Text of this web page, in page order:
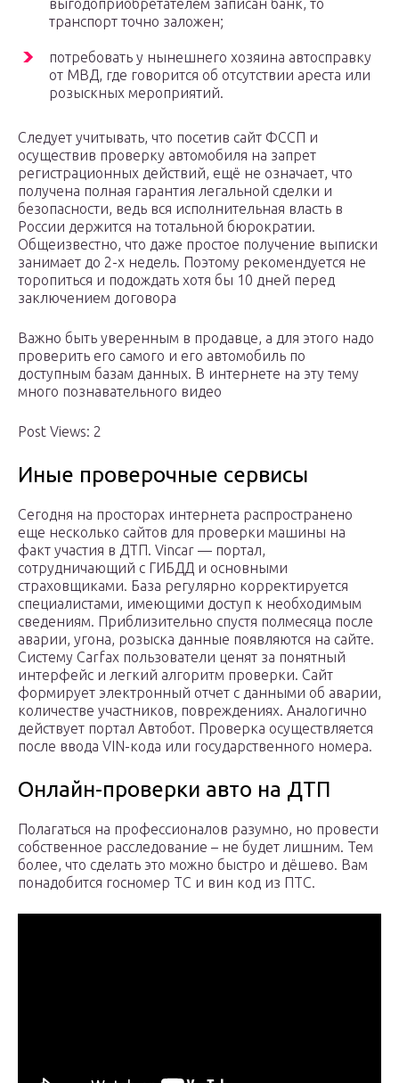
выгодоприобретателем записан банк, то
транспорт точно заложен;
потребовать у нынешнего хозяина автосправку
от МВД, где говорится об отсутствии ареста или
розыскных мероприятий.
Следует учитывать, что посетив сайт ФССП и
осуществив проверку автомобиля на запрет
регистрационных действий, ещё не означает, что
получена полная гарантия легальной сделки и
безопасности, ведь вся исполнительная власть в
России держится на тотальной бюрократии.
Общеизвестно, что даже простое получение выписки
занимает до 2-х недель. Поэтому рекомендуется не
торопиться и подождать хотя бы 10 дней перед
заключением договора
Важно быть уверенным в продавце, а для этого надо
проверить его самого и его автомобиль по
доступным базам данных. В интернете на эту тему
много познавательного видео
Post Views: 2
Иные проверочные сервисы
Сегодня на просторах интернета распространено
еще несколько сайтов для проверки машины на
факт участия в ДТП. Vincar — портал,
сотрудничающий с ГИБДД и основными
страховщиками. База регулярно корректируется
специалистами, имеющими доступ к необходимым
сведениям. Приблизительно спустя полмесяца после
аварии, угона, розыска данные появляются на сайте.
Систему Carfax пользователи ценят за понятный
интерфейс и легкий алгоритм проверки. Сайт
формирует электронный отчет с данными об аварии,
количестве участников, повреждениях. Аналогично
действует портал Автобот. Проверка осуществляется
после ввода VIN-кода или государственного номера.
Онлайн-проверки авто на ДТП
Полагаться на профессионалов разумно, но провести
собственное расследование – не будет лишним. Тем
более, что сделать это можно быстро и дёшево. Вам
понадобится госномер ТС и вин код из ПТС.